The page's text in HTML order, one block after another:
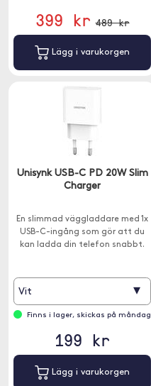
399 kr 489 kr
Lägg i varukorgen
Unisynk USB-C PD 20W Slim
Charger
En slimmad väggladdare med 1x
USB-C-ingång som gör att du
kan ladda din telefon snabbt.
Vit ▾
Finns i lager, skickas på måndag
199 kr
Lägg i varukorgen